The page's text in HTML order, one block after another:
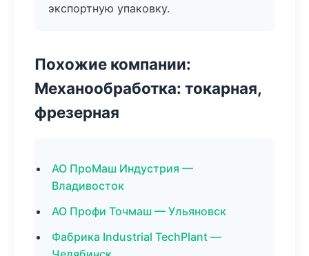
экспортную упаковку.
Похожие компании:
Механообработка: токарная,
фрезерная
АО ПроМаш Индустрия —
Владивосток
АО Профи Точмаш — Ульяновск
Фабрика Industrial TechPlant —